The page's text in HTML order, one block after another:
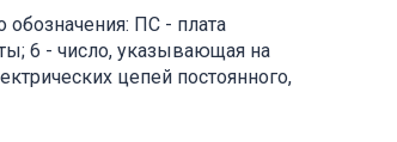
обозначения: ПС - плата
6 - число, указывающая на
цепей постоянного,
элементы для